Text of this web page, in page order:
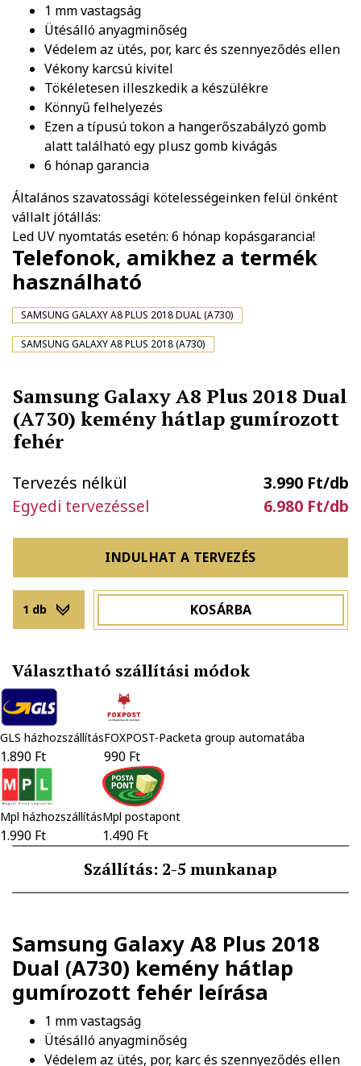
1 mm vastagság
Ütésálló anyagminőség
Védelem az ütés, por, karc és szennyeződés ellen
Vékony karcsú kivitel
Tökéletesen illeszkedik a készülékre
Könnyű felhelyezés
Ezen a típusú tokon a hangerőszabályzó gomb
alatt található egy plusz gomb kivágás
6 hónap garancia
Általános szavatossági kötelességeinken felül önként
vállalt jótállás:
Led UV nyomtatás esetén: 6 hónap kopásgarancia!
Telefonok, amikhez a termék
használható
SAMSUNG GALAXY A8 PLUS 2018 DUAL (A730)
SAMSUNG GALAXY A8 PLUS 2018 (A730)
Samsung Galaxy A8 Plus 2018 Dual
(A730) kemény hátlap gumírozott
fehér
Tervezés nélkül
3.990 Ft/db
Egyedi tervezéssel
6.980 Ft/db
INDULHAT A TERVEZÉS
1 db KOSÁRBA
Választható szállítási módok
GLS házhozszállítás
1.890 Ft
FOXPOST-Packeta group automatába
990 Ft
Mpl házhozszállítás
1.990 Ft
Mpl postapont
1.490 Ft
Szállítás: 2-5 munkanap
Samsung Galaxy A8 Plus 2018
Dual (A730) kemény hátlap
gumírozott fehér leírása
1 mm vastagság
Ütésálló anyagminőség
Védelem az ütés, por, karc és szennyeződés ellen